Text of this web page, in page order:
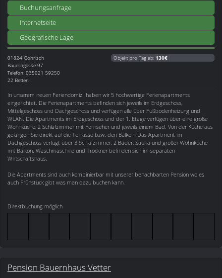
Buchungsanfrage
Internetseite
Geografische Lage
01824 Gohrisch
Bauerngasse 97
Telefon: 035021 59250
22 Betten
Objekt pro Tag ab: 130€
In unserem neuen Feriendomizil haben wir 5 hochwertige Ferienapartments
eingerichtet. Die Ferienapartments befinden sich jeweils im Erdgeschoss,
Mittelgeschoss und Dachgeschoss und verfügen alle über Fußbodenheizung und
WLAN. Die Apartments im Erdgeschoss und der 1. Etage verfügen über eine große
Wohnküche, 2 Schlafzimmer mit Fernseher und jeweils einem Bad. Von der Küche aus
gelangen Sie direkt auf die Terrasse bzw. den Balkon. Das Apartment im
Dachgeschoss verfügt über 3 Schlafzimmer, 2 Bäder, Sauna und großer Wohnküche
mit Balkon. Waschmaschine und Trockner befinden sich im separaten
Wirtschaftshaus.
Die Apartments sind auch kombinierbar mit unserer benachbarten Pension wo es
auch Frühstück gibt was man dazu buchen kann.
Direktbuchung möglich
Pension Bauernhaus Vetter